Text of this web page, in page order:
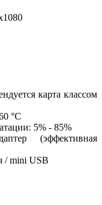
карта классом
°C
5% - 85%
(эффективная
/ mini USB